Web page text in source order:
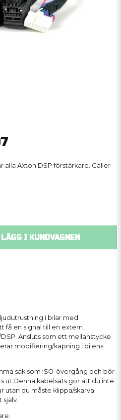
alla Axton DSP förstärkare. Gäller
LÄGG I KUNDVAGNEN
i bilar med
få en signal till en extern
Ansluts som ett mellanstycke
modifiering/kapning i bilens
sak som ISO-övergång och bör
ut.Denna kabelsats gör att du inte
utan du måste klippa/skarva